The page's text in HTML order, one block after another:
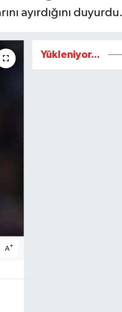
ayırdığını duyurdu.
A+
Yükleniyor...